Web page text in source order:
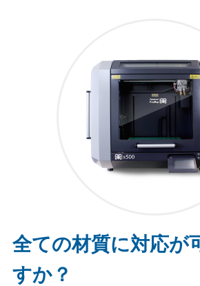
全ての材質に対応が
すか？